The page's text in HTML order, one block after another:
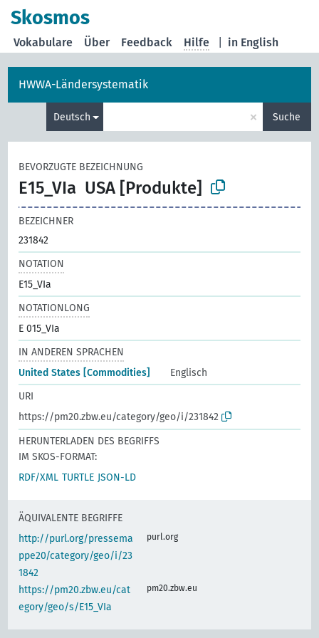
Skosmos
in English
Vokabulare Über Feedback Hilfe
HWWA-Ländersystematik
Deutsch × Suche
BEVORZUGTE BEZEICHNUNG
E15_VIa USA [Produkte]
BEZEICHNER
231842
NOTATION
E15_VIa
NOTATIONLONG
E 015_VIa
IN ANDEREN SPRACHEN
United States [Commodities]
Englisch
URI
https://pm20.zbw.eu/category/geo/i/231842
HERUNTERLADEN DES BEGRIFFS
IM SKOS-FORMAT:
RDF/XML TURTLE JSON-LD
ÄQUIVALENTE BEGRIFFE
http://purl.org/pressema
ppe20/category/geo/i/23
1842
purl.org
https://pm20.zbw.eu/cat
egory/geo/s/E15_VIa
pm20.zbw.eu